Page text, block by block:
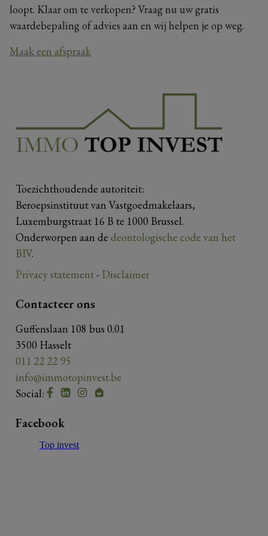
loopt. Klaar om te verkopen? Vraag nu uw gratis
waardebepaling of advies aan en wij helpen je op weg.
Maak een afspraak
Toezichthoudende autoriteit:
Beroepsinstituut van Vastgoedmakelaars,
Luxemburgstraat 16 B te 1000 Brussel.
Onderworpen aan de deontologische code van het
BIV.
Privacy statement- Disclaimer
Contacteer ons
Guffenslaan 108 bus 0.01
3500 Hasselt
011 22 22 95
info@immotopinvest.be
Social:
Facebook